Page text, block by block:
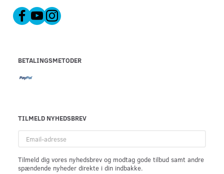
BETALINGSMETODER
TILMELD NYHEDSBREV
adresse
Tilmeld dig vores nyhedsbrev og modtag gode tilbud samt andre
spændende nyheder direkte i din indbakke.